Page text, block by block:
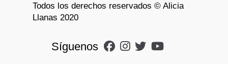
Todos los derechos reservados © Alicia
Llanas 2020
Síguenos